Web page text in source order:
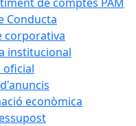
Conducta
corporativa
institucional
econòmica